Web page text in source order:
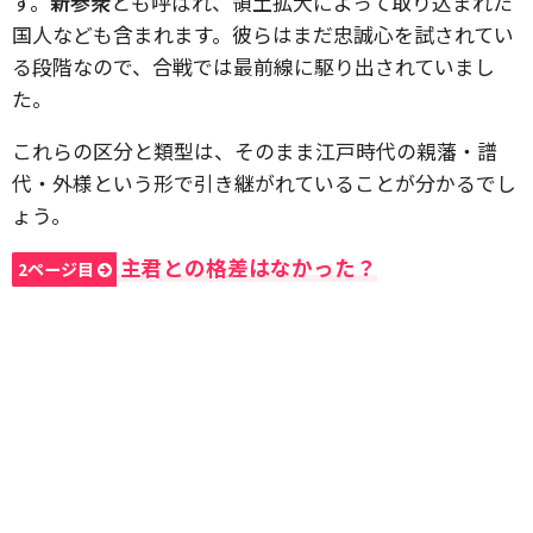
国人なども含まれます。彼らはまだ忠誠心を試されてい
る段階なので、合戦では最前線に駆り出されていまし
た。
これらの区分と類型は、そのまま江戸時代の親藩・譜
代・外様という形で引き継がれていることが分かるでし
ょう。
2ページ目 主君との格差はなかった？